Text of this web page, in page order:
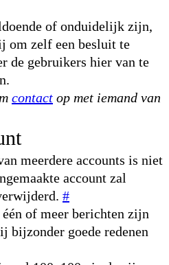
of onduidelijk zijn,
om zelf een besluit te
de gebruikers hier van te
contact op met iemand van
meerdere accounts is niet
account zal
#
of meer berichten zijn
bijzonder goede redenen